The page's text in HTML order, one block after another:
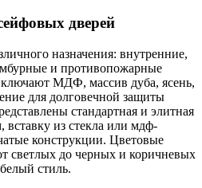
дверей
назначения: внутренние,
и противопожарные
МДФ, массив дуба, ясень,
для долговечной защиты
стандартная и элитная
вставку из стекла или мдф-
конструкции. Цветовые
светлых до черных и коричневых
стиль.